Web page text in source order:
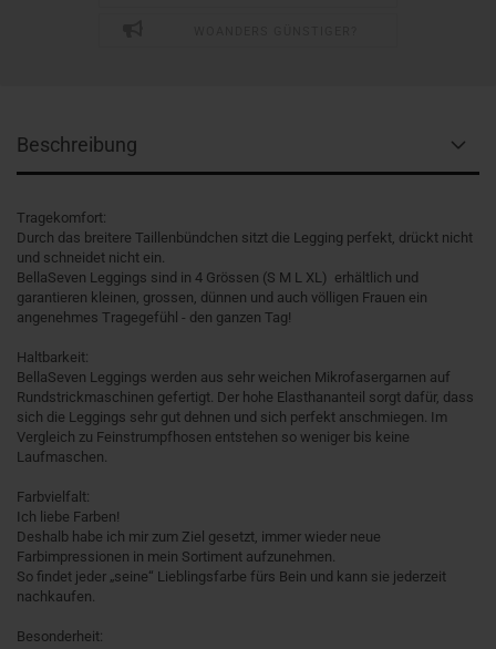
Beschreibung
Tragekomfort:
Durch das breitere Taillenbündchen sitzt die Legging perfekt, drückt nicht
und schneidet nicht ein.
BellaSeven Leggings sind in 4 Grössen (S M L XL) erhältlich und
garantieren kleinen, grossen, dünnen und auch völligen Frauen ein
angenehmes Tragegefühl - den ganzen Tag!
Haltbarkeit:
BellaSeven Leggings werden aus sehr weichen Mikrofasergarnen auf
Rundstrickmaschinen gefertigt. Der hohe Elasthananteil sorgt dafür, dass
sich die Leggings sehr gut dehnen und sich perfekt anschmiegen. Im
Vergleich zu Feinstrumpfhosen entstehen so weniger bis keine
Laufmaschen.
Farbvielfalt:
Ich liebe Farben!
Deshalb habe ich mir zum Ziel gesetzt, immer wieder neue
Farbimpressionen in mein Sortiment aufzunehmen.
So findet jeder „seine“ Lieblingsfarbe fürs Bein und kann sie jederzeit
nachkaufen.
Besonderheit: